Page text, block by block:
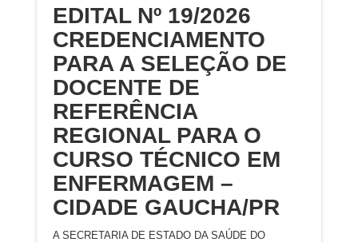
EDITAL Nº 19/2026
CREDENCIAMENTO
PARA A SELEÇÃO DE
DOCENTE DE
REFERÊNCIA
REGIONAL PARA O
CURSO TÉCNICO EM
ENFERMAGEM –
CIDADE GAUCHA/PR
A SECRETARIA DE ESTADO DA SAÚDE DO